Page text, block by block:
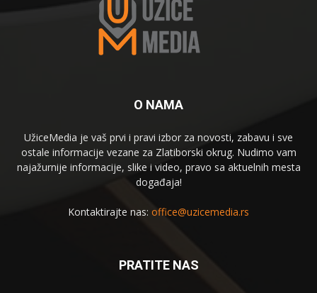
O NAMA
UžiceMedia je vaš prvi i pravi izbor za novosti, zabavu i sve
ostale informacije vezane za Zlatiborski okrug. Nudimo vam
najažurnije informacije, slike i video, pravo sa aktuelnih mesta
događaja!
Kontaktirajte nas: office@uzicemedia.rs
PRATITE NAS